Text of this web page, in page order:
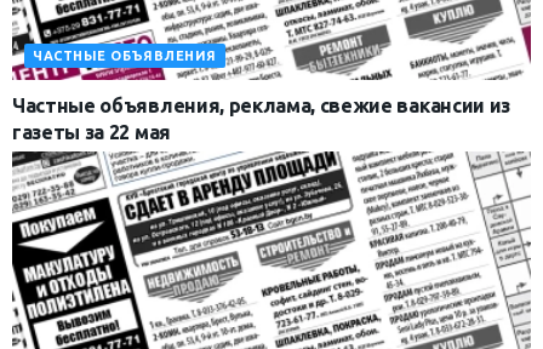
ЧАСТНЫЕ ОБЪЯВЛЕНИЯ
Частные объявления, реклама, свежие вакансии из
газеты за 22 мая